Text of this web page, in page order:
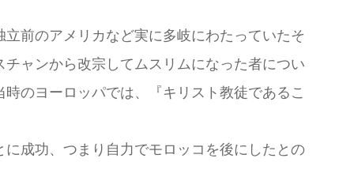
前のアメリカなど実に多岐にわたっていたそ
ャンから改宗してムスリムになった者につい
のヨーロッパでは、『キリスト教徒であるこ
成功、つまり自力でモロッコを後にしたとの